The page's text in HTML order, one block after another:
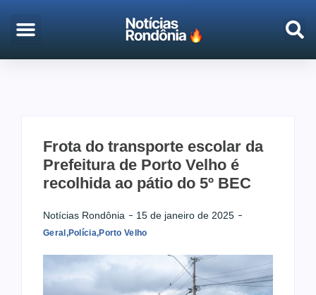
Frota do transporte escolar da
Prefeitura de Porto Velho é
recolhida ao pátio do 5º BEC
Notícias Rondônia 15 de janeiro de 2025
Geral,Polícia,Porto Velho